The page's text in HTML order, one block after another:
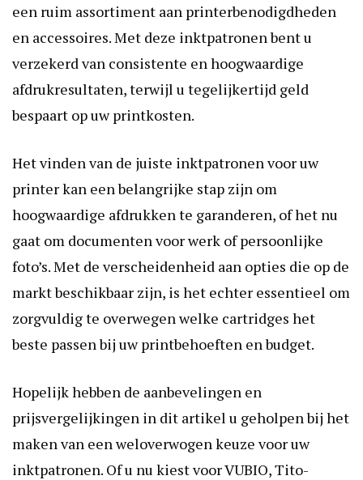
een ruim assortiment aan printerbenodigdheden
en accessoires. Met deze inktpatronen bent u
verzekerd van consistente en hoogwaardige
afdrukresultaten, terwijl u tegelijkertijd geld
bespaart op uw printkosten.
Het vinden van de juiste inktpatronen voor uw
printer kan een belangrijke stap zijn om
hoogwaardige afdrukken te garanderen, of het nu
gaat om documenten voor werk of persoonlijke
foto’s. Met de verscheidenheid aan opties die op de
markt beschikbaar zijn, is het echter essentieel om
zorgvuldig te overwegen welke cartridges het
beste passen bij uw printbehoeften en budget.
Hopelijk hebben de aanbevelingen en
prijsvergelijkingen in dit artikel u geholpen bij het
maken van een weloverwogen keuze voor uw
inktpatronen. Of u nu kiest voor VUBIO, Tito-